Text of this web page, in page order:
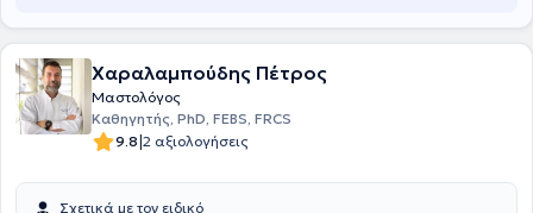
Χαραλαμπούδης Πέτρος
Μαστολόγος
Καθηγητής, PhD, FEBS, FRCS
9.8|2 αξιολογήσεις
Σχετικά με τον ειδικό